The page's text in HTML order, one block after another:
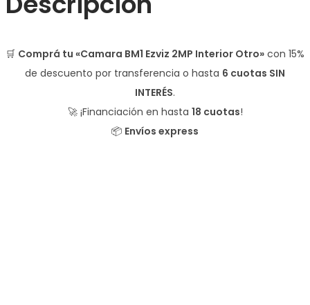
🛒 Comprá tu «Camara BM1 Ezviz 2MP Interior Otro» con 15%
de descuento por transferencia o hasta 6 cuotas SIN
INTERÉS.
🚀 ¡Financiación en hasta 18 cuotas!
📦 Envíos express